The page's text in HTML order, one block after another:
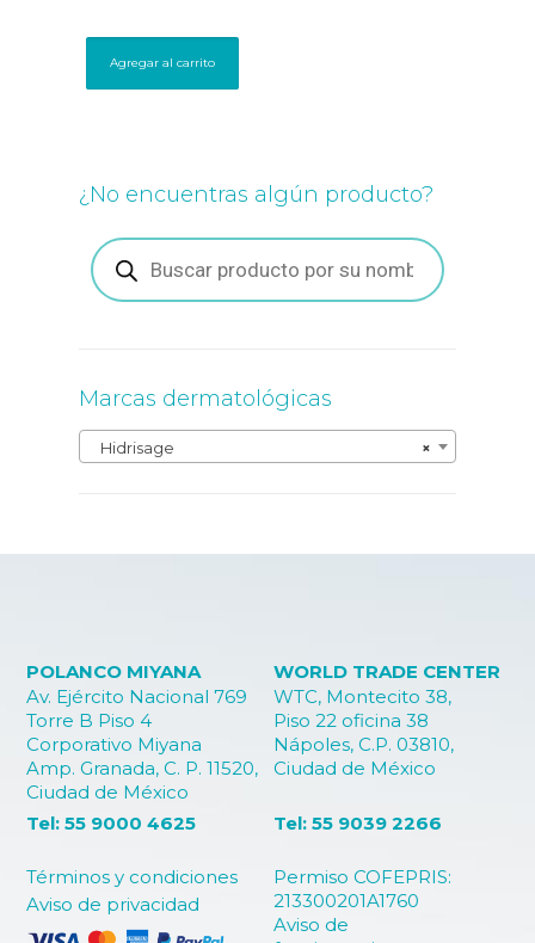
Agregar al carrito
¿No encuentras algún producto?
Búsqueda
de
productos
Marcas dermatológicas
×
Hidrisage
POLANCO MIYANA
Av. Ejército Nacional 769
Torre B Piso 4
Corporativo Miyana
Amp. Granada, C. P. 11520,
Ciudad de México
WORLD TRADE CENTER
WTC, Montecito 38,
Piso 22 oficina 38
Nápoles, C.P. 03810,
Ciudad de México
Términos y condiciones
Aviso de privacidad
Permiso COFEPRIS:
213300201A1760
Aviso de
Tel: 55 9000 4625 Tel: 55 9039 2266